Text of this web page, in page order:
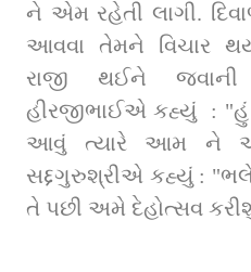
ને એમ રહેતી લાગી.
આવવા તેમને વિચાર
રાજી થઈને
હીરજીભાઈએ કહ્યું  : "હું
આવું ત્યારે આમ ને
સદ્દગુરુશ્રીએ કહ્યું :
તે પછી અમે દેહોત્સવ